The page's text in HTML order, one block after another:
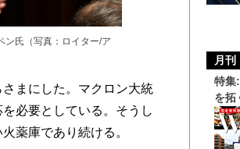
ン氏（写真：ロイター/ア
まにした。マクロン大統
必要としている。そうし
薬庫であり続ける。
月刊
特集
を拓